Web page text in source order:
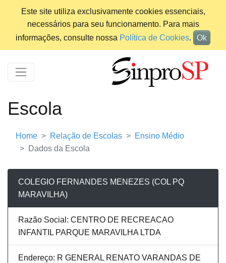
Este site utiliza exclusivamente cookies essenciais,
necessários para seu funcionamento. Para mais
informações, consulte nossa Política de Cookies. Ok
Escola
Home Relação de Escolas
Ensino Médio
Dados da Escola
COLEGIO FERNANDES MENEZES (COL PQ
MARAVILHA)
Razão Social: CENTRO DE RECREACAO
INFANTIL PARQUE MARAVILHA LTDA
Endereço: R GENERAL RENATO VARANDAS DE